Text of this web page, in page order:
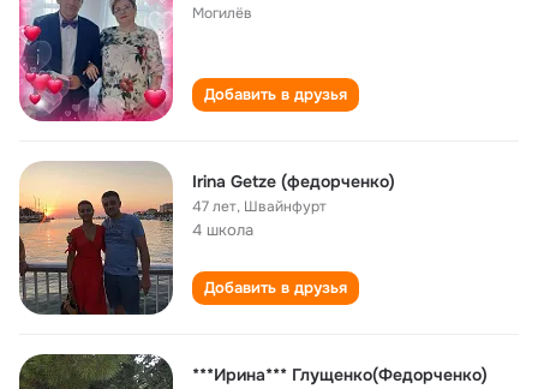
Могилёв
Добавить в друзья
Irina Getze (федорченко)
47 лет, Швайнфурт
4 школа
Добавить в друзья
***Иринa*** Глущенко(Федорченко)